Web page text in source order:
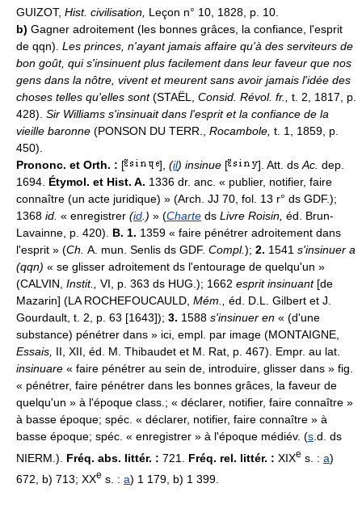
GUIZOT, Hist. civilisation, Leçon n° 10, 1828, p. 10.
b) Gagner adroitement (les bonnes grâces, la confiance, l'esprit
de qqn). Les princes, n'ayant jamais affaire qu'à des serviteurs de
bon goût, qui s'insinuent plus facilement dans leur faveur que nos
gens dans la nôtre, vivent et meurent sans avoir jamais l'idée des
choses telles qu'elles sont(STAËL, Consid. Révol. fr., t. 2, 1817, p.
428). Sir Williams s'insinuait dans l'esprit et la confiance de la
vieille baronne (PONSON DU TERR., Rocambole, t. 1, 1859, p.
450).
Prononc. et Orth. : [ ], (il) insinue [ ]. Att. ds Ac. dep.
1694. Étymol. et Hist. A. 1336 dr. anc. « publier, notifier, faire
connaître (un acte juridique) » (Arch. JJ 70, fol. 13 r° ds GDF.);
1368 id. « enregistrer (id .) » (Charte ds Livre Roisin, éd. Brun-
Lavainne, p. 420). B. 1. 1359 « faire pénétrer adroitement dans
l'esprit » (Ch. A. mun. Senlis ds GDF. Compl.); 2. 1541 s'insinuer a
(qqn) « se glisser adroitement ds l'entourage de quelqu'un »
(CALVIN, Instit., VI, p. 363 ds HUG.); 1662 esprit insinuant [de
Mazarin] (LA ROCHEFOUCAULD, Mém., éd. D.L. Gilbert et J.
Gourdault, t. 2, p. 63 [1643]); 3. 1588 s'insinuer en « (d'une
substance) pénétrer dans » ici, empl. par image (MONTAIGNE,
Essais, II, XII, éd. M. Thibaudet et M. Rat, p. 467). Empr. au lat.
insinuare « faire pénétrer au sein de, introduire, glisser dans » fig.
« pénétrer, faire pénétrer dans les bonnes grâces, la faveur de
quelqu'un » à l'époque class.; « déclarer, notifier, faire connaître »
à basse époque; spéc. « déclarer, notifier, faire connaître » à
basse époque; spéc. « enregistrer » à l'époque médiév. (s .d. ds
NIERM.). Fréq. abs. littér. : 721. Fréq. rel. littér. : XIXe s. : a)
672, b) 713; XXe s. : a) 1 179, b) 1 399.